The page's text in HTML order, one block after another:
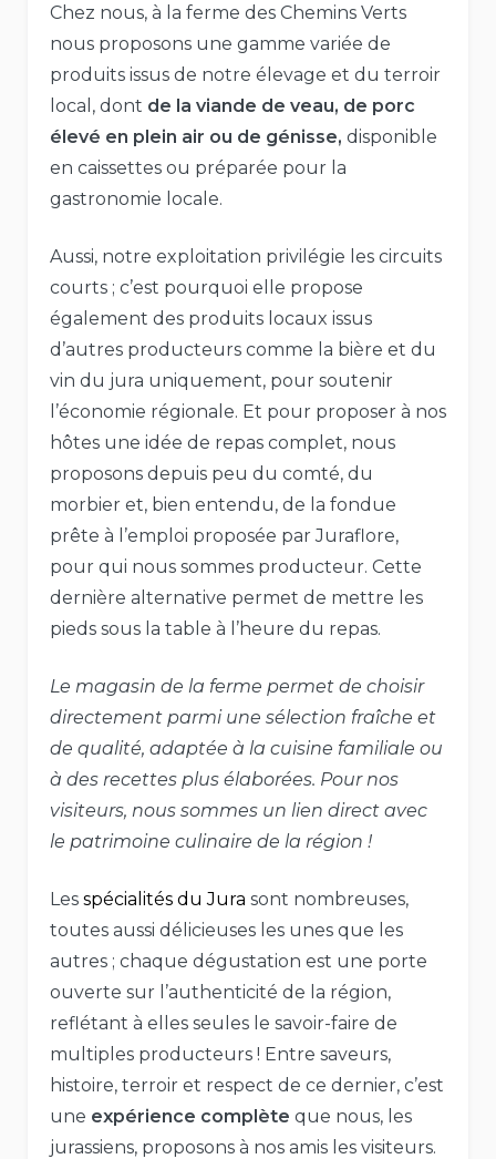
Chez nous, à la ferme des Chemins Verts
nous proposons une gamme variée de
produits issus de notre élevage et du terroir
local, dont de la viande de veau, de porc
élevé en plein air ou de génisse, disponible
en caissettes ou préparée pour la
gastronomie locale.
Aussi, notre exploitation privilégie les circuits
courts ; c’est pourquoi elle propose
également des produits locaux issus
d’autres producteurs comme la bière et du
vin du jura uniquement, pour soutenir
l’économie régionale. Et pour proposer à nos
hôtes une idée de repas complet, nous
proposons depuis peu du comté, du
morbier et, bien entendu, de la fondue
prête à l’emploi proposée par Juraflore,
pour qui nous sommes producteur. Cette
dernière alternative permet de mettre les
pieds sous la table à l’heure du repas.
Le magasin de la ferme permet de choisir
directement parmi une sélection fraîche et
de qualité, adaptée à la cuisine familiale ou
à des recettes plus élaborées. Pour nos
visiteurs, nous sommes un lien direct avec
le patrimoine culinaire de la région !
Les spécialités du Jura sont nombreuses,
toutes aussi délicieuses les unes que les
autres ; chaque dégustation est une porte
ouverte sur l’authenticité de la région,
reflétant à elles seules le savoir-faire de
multiples producteurs ! Entre saveurs,
histoire, terroir et respect de ce dernier, c’est
une expérience complète que nous, les
jurassiens, proposons à nos amis les visiteurs.